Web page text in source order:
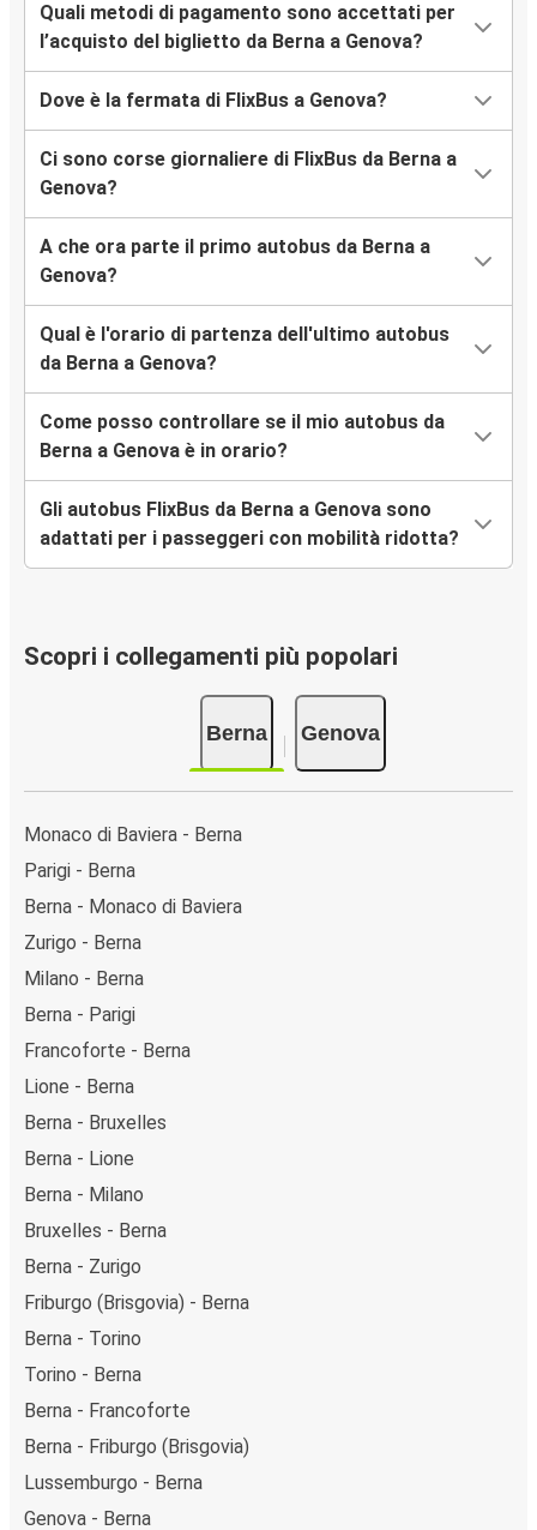
Quali metodi di pagamento sono accettati per
l’acquisto del biglietto da Berna a Genova?
Dove è la fermata di FlixBus a Genova?
Ci sono corse giornaliere di FlixBus da Berna a
Genova?
A che ora parte il primo autobus da Berna a
Genova?
Qual è l'orario di partenza dell'ultimo autobus
da Berna a Genova?
Come posso controllare se il mio autobus da
Berna a Genova è in orario?
Gli autobus FlixBus da Berna a Genova sono
adattati per i passeggeri con mobilità ridotta?
Scopri i collegamenti più popolari
Berna Genova
Monaco di Baviera - Berna
Parigi - Berna
Berna - Monaco di Baviera
Zurigo - Berna
Milano - Berna
Berna - Parigi
Francoforte - Berna
Lione - Berna
Berna - Bruxelles
Berna - Lione
Berna - Milano
Bruxelles - Berna
Berna - Zurigo
Friburgo (Brisgovia) - Berna
Berna - Torino
Torino - Berna
Berna - Francoforte
Berna - Friburgo (Brisgovia)
Lussemburgo - Berna
Genova - Berna